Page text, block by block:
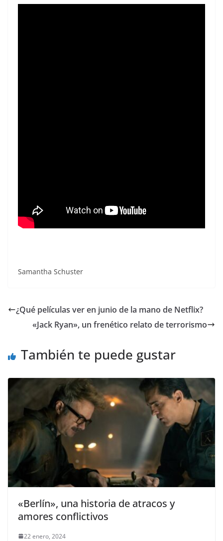
Samantha Schuster
¿Qué películas ver en junio de la mano de Netflix?
«Jack Ryan», un frenético relato de terrorismo
También te puede gustar
«Berlín», una historia de atracos y
amores conflictivos
22 enero, 2024